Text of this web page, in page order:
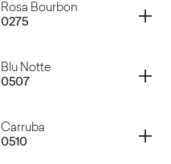
Rosa Bourbon
0275
Container
Blu Notte
0507
Container
Carruba
0510
Container